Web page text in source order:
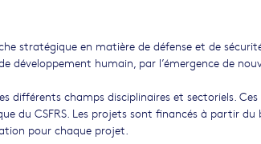
stratégique en matière de défense et de
développement humain, par l’émergence de
champs disciplinaires et sectoriels. Ces
du CSFRS. Les projets sont financés à partir du
pour chaque projet.